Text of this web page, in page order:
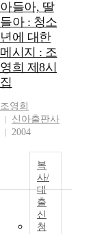
아들아, 딸
들아 : 청소
년에 대한
메시지 : 조
영희 제8시
집
조영희
신아출판사
2004
복
사/
대
출
신
청